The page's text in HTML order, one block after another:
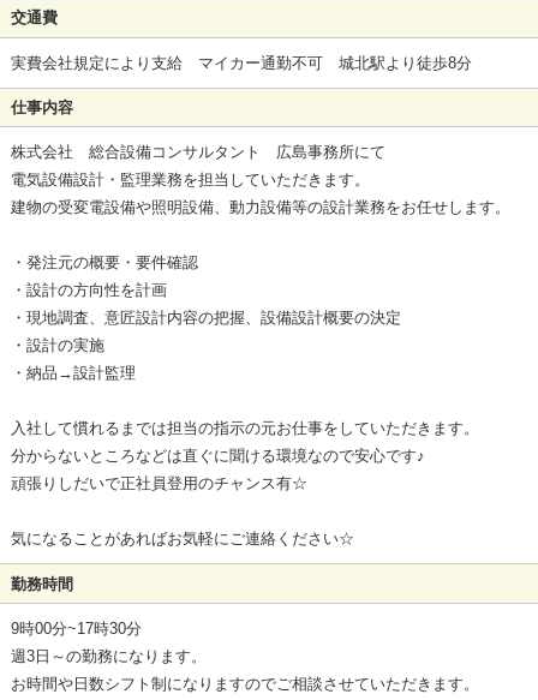
交通費
実費会社規定により支給 マイカー通勤不可 城北駅より徒歩8分
仕事内容
株式会社 総合設備コンサルタント 広島事務所にて
電気設備設計・監理業務を担当していただきます。
建物の受変電設備や照明設備、動力設備等の設計業務をお任せします。
・発注元の概要・要件確認
・設計の方向性を計画
・現地調査、意匠設計内容の把握、設備設計概要の決定
・設計の実施
・納品→設計監理
入社して慣れるまでは担当の指示の元お仕事をしていただきます。
分からないところなどは直ぐに聞ける環境なので安心です♪
頑張りしだいで正社員登用のチャンス有☆
気になることがあればお気軽にご連絡ください☆
勤務時間
9時00分~17時30分
週3日～の勤務になります。
お時間や日数シフト制になりますのでご相談させていただきます。